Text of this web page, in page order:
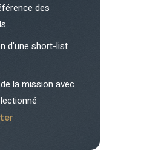
des
d'une short-list
la mission avec